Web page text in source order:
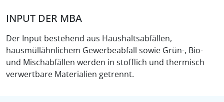
INPUT DER MBA
Der Input bestehend aus Haushaltsabfällen,
hausmüllähnlichem Gewerbeabfall sowie Grün-, Bio-
und Mischabfällen werden in stofflich und thermisch
verwertbare Materialien getrennt.